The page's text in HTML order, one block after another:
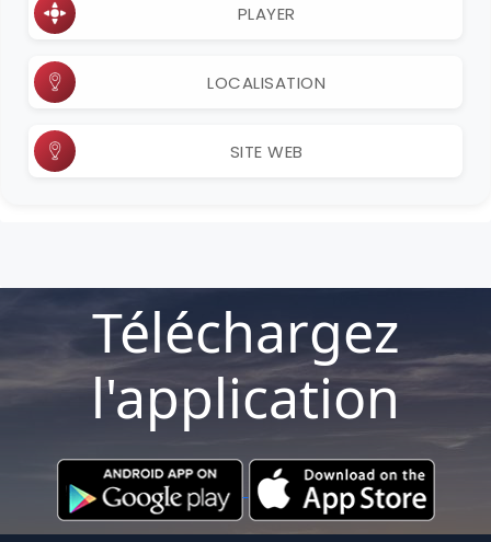
PLAYER
LOCALISATION
SITE WEB
Téléchargez
l'application